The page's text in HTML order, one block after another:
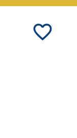
favorite_border